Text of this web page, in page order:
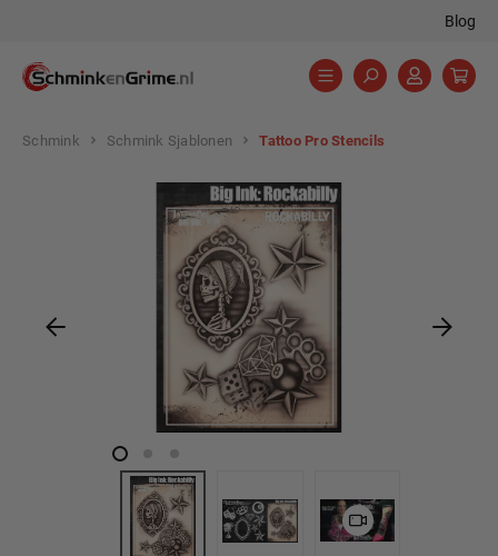
Blog
Schmink Schmink Sjablonen Tattoo Pro Stencils
Afbeeldingengalerij overslaan